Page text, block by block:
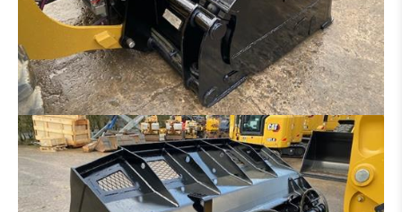
PONT
TRAIN CHAINE
BRAS
CABINE